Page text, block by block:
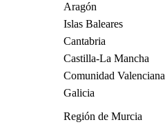
Aragón
Islas Baleares
Cantabria
Castilla-La Mancha
Comunidad Valenciana
Galicia
Región de Murcia